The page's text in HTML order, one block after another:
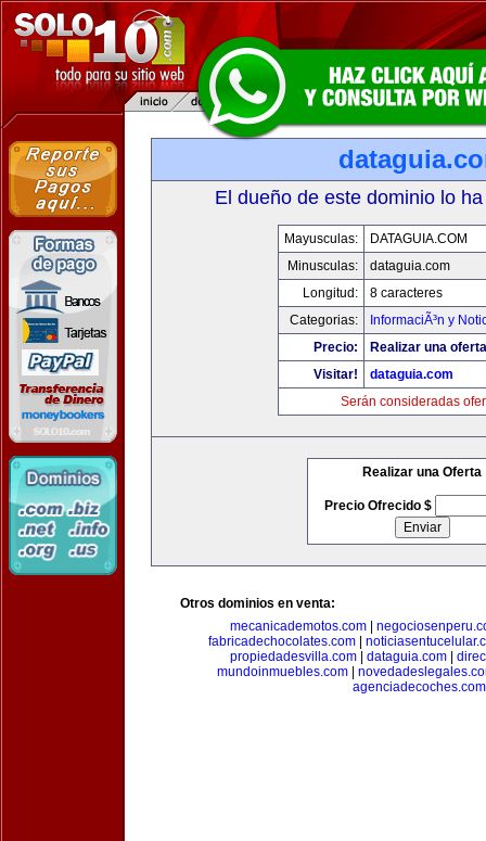
El dueño de este dominio lo
Mayusculas:
DATAGUIA.COM
Minusculas:
dataguia.com
Longitud:
8 caracteres
Categorias:
InformaciÃ³n y
Precio:
Realizar una
Visitar!
dataguia.com
Serán consideradas
Realizar una Oferta
Precio Ofrecido $
Otros dominios en venta:
mecanicademotos.com|
fabricadechocolates.com|
propiedadesvilla.com| dataguia.com|
mundoinmuebles.com
agenciadecoches.com